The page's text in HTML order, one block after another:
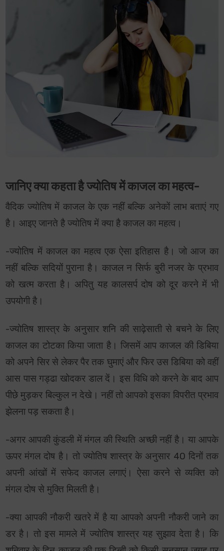
जानिए क्या कहता है ज्योतिष में काजल का महत्व-
वैदिक ज्योतिष में काजल के एक नहीं बल्कि अनेकों लाभ बताएं गए
है। आइए जानते है ज्योतिष में क्या है काजल का महत्व।
-ज्योतिष में काजल का महत्व एक ऐसा इतिहास है। जो आज का
नहीं बल्कि सदियों पुराना है। काजल न सिर्फ बुरी नजर के प्रभाव
को खत्म करता है। अपितु यह कालसर्प दोष को दूर करने में भी
उपयोगी है।
-ज्योतिष शास्त्र के अनुसार शनि की साढ़ेसाती से बचने के लिए
काजल का टोटका किया जाता है। जिसमें आप काजल की डिबिया
को अपने सिर से लेकर पैर तक घुमाएं और फिर उस डिबिया को वहीं
आस पास गड्ढा खोदकर डाल दें। इस विधि को करने के बाद आप
पीछे मुड़कर बिल्कुल न देखे। नहीं तो आपको इसका विपरीत प्रभाव
झेलना पड़ सकता है।
-अगर आपकी कुंडली में मंगल की स्थिति अच्छी नहीं है। या आपके
ऊपर मंगल दोष है। तो ज्योतिष शास्त्र के अनुसार 40 दिनों तक
अपनी आंखों में सफेद काजल लगाएं। ऐसा करने से व्यक्ति को
मंगल दोष से मुक्ति मिलती है।
-क्या आपकी नौकरी खतरे में है या आपको अपनी नौकरी जाने का
डर है। तो इस मामले में ज्योतिष शास्त्र यह सुझाव देता है। कि